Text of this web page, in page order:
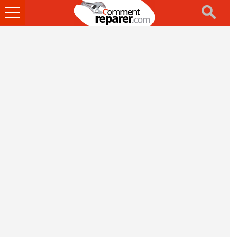
Ouvrir
le